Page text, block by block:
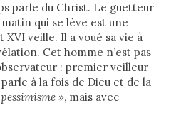
parle du Christ. Le guetteur
matin qui se lève est une
veille. Il a voué sa vie à
Cet homme n’est pas
: premier veilleur
à la fois de Dieu et de la
», mais avec